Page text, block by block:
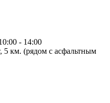
- 14:00
5 км. (рядом с асфальтным